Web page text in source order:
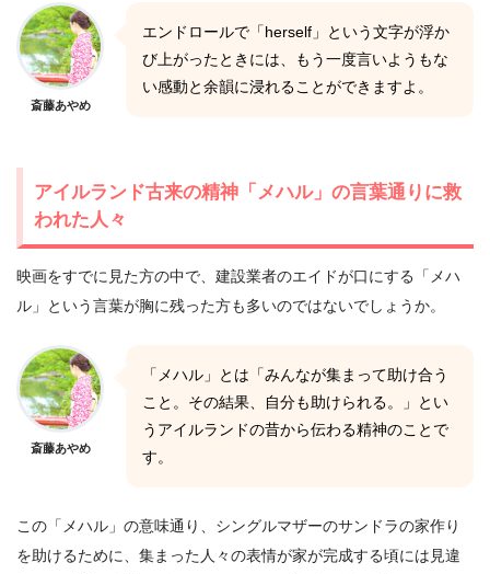
斎藤あやめ
エンドロールで「herself」という文字が浮か
び上がったときには、もう一度言いようもな
い感動と余韻に浸れることができますよ。
アイルランド古来の精神「メハル」の言葉通りに救
われた人々
映画をすでに見た方の中で、建設業者のエイドが口にする「メハ
ル」という言葉が胸に残った方も多いのではないでしょうか。
斎藤あやめ
「メハル」とは「みんなが集まって助け合う
こと。その結果、自分も助けられる。」とい
うアイルランドの昔から伝わる精神のことで
す。
この「メハル」の意味通り、シングルマザーのサンドラの家作り
を助けるために、集まった人々の表情が家が完成する頃には見違